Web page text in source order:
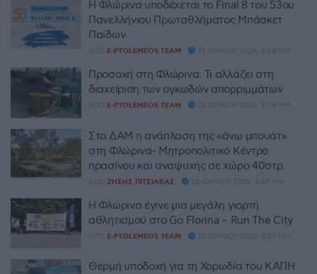
Η Φλώρινα υποδέχεται το Final 8 του 53ου
Πανελλήνιου Πρωταθλήματος Μπάσκετ
Παίδων
ΑΠΌ E-PTOLEMEOS TEAM 23 ΙΟΥΝΊΟΥ 2026, 6:28 ΜΜ
Προσοχή στη Φλώρινα: Τι αλλάζει στη
διαχείριση των ογκωδών απορριμμάτων
ΑΠΌ E-PTOLEMEOS TEAM 23 ΙΟΥΝΊΟΥ 2026, 3:58 ΜΜ
Στο ΔΑΜ η ανάπλαση της «άνω μπουάτ»
στη Φλώρινα- Μητροπολιτικό Κέντρο
πρασίνου και αναψυχής σε χώρο 40στρ.
ΑΠΌ ΖΉΣΗΣ ΠΙΤΣΙΆΒΑΣ 23 ΙΟΥΝΊΟΥ 2026, 3:45 ΜΜ
Η Φλώρινα έγινε μια μεγάλη γιορτή
αθλητισμού στο Go Florina – Run The City
ΑΠΌ E-PTOLEMEOS TEAM 22 ΙΟΥΝΊΟΥ 2026, 4:29 ΜΜ
Θερμή υποδοχή για τη Χορωδία του ΚΑΠΗ